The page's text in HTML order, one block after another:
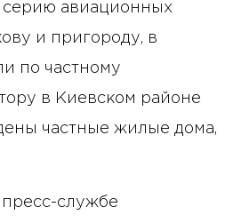
серию авиационных
и пригороду, в
по частному
в Киевском районе
частные жилые дома,
службе